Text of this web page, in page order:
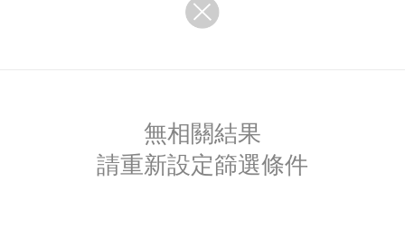
無相關結果
請重新設定篩選條件